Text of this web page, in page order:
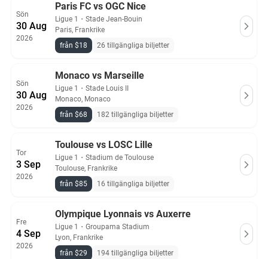
Sön
30 Aug
2026
Paris FC vs OGC Nice
Ligue 1 ・ Stade Jean-Bouin
Paris, Frankrike
från $18
26 tillgängliga biljetter
Sön
30 Aug
2026
Monaco vs Marseille
Ligue 1 ・ Stade Louis II
Monaco, Monaco
från $68
182 tillgängliga biljetter
Tor
3 Sep
2026
Toulouse vs LOSC Lille
Ligue 1 ・ Stadium de Toulouse
Toulouse, Frankrike
från $85
16 tillgängliga biljetter
Fre
4 Sep
2026
Olympique Lyonnais vs Auxerre
Ligue 1 ・ Groupama Stadium
Lyon, Frankrike
från $29
194 tillgängliga biljetter